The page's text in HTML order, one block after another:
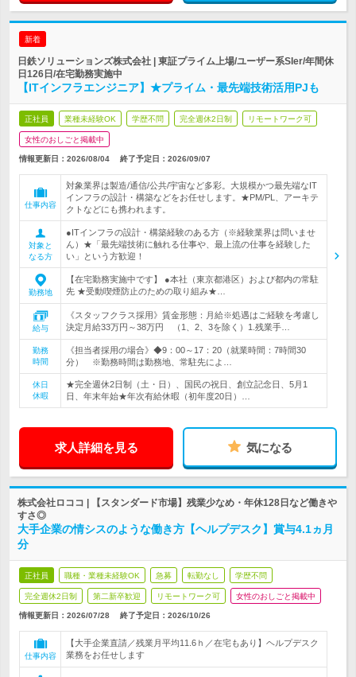
新着
日鉄ソリューションズ株式会社 | 東証プライム上場/ユーザー系SIer/年間休
日126日/在宅勤務実施中
【ITインフラエンジニア】★プライム・最先端技術活用PJも
正社員 業種未経験OK 学歴不問 完全週休2日制 リモートワーク可
女性のおしごと掲載中
情報更新日：2026/08/04 終了予定日： 2026/09/07
仕事内容
対象業界は製造/通信/公共/宇宙など多彩。大規模かつ最先端なIT
インフラの設計・構築などをお任せします。★PM/PL、アーキテ
クトなどにも携われます。
対象と
なる方
●ITインフラの設計・構築経験のある方（※経験業界は問いませ
ん）★「最先端技術に触れる仕事や、最上流の仕事を経験した
い」という方歓迎！
勤務地
【在宅勤務実施中です】 ●本社（東京都港区）および都内の常駐
先 ★受動喫煙防止のための取り組み★…
給与
《スタッフクラス採用》賃金形態：月給※処遇はご経験を考慮し
決定月給33万円～38万円 （1、2、3を除く）1.残業手…
勤務
時間
《担当者採用の場合》◆9：00～17：20（就業時間：7時間30
分） ※勤務時間は勤務地、常駐先によ…
休日
休暇
★完全週休2日制（土・日）、国民の祝日、創立記念日、5月1
日、年末年始★年次有給休暇（初年度20日）…
求人詳細を見る 気になる
株式会社ロココ | 【スタンダード市場】残業少なめ・年休128日など働きや
すさ◎
大手企業の情シスのような働き方【ヘルプデスク】賞与4.1ヵ月
分
正社員 職種・業種未経験OK 急募 転勤なし 学歴不問
完全週休2日制 第二新卒歓迎 リモートワーク可 女性のおしごと掲載中
情報更新日：2026/07/28 終了予定日： 2026/10/26
仕事内容
【大手企業直請／残業月平均11.6ｈ／在宅もあり】ヘルプデスク
業務をお任せします